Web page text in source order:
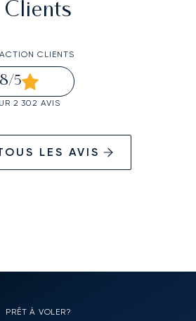
Clients
CLIENTS
/5
2 302 AVIS
LES AVIS
PRÊT À VOLER?